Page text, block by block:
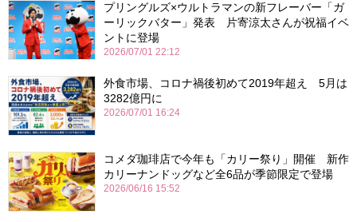
プリングルズ×ウルトラマンの新フレーバー「ガ
ーリックバター」発表 片寄涼太さんが祝福イベ
ントに登場
2026/07/01 22:12
外食市場、コロナ禍後初めて2019年超え 5月は
3282億円に
2026/07/01 16:24
コメダ珈琲店で今年も「カリー祭り」開催 新作
カリーナンドッグなど全6品が季節限定で登場
2026/06/16 15:52